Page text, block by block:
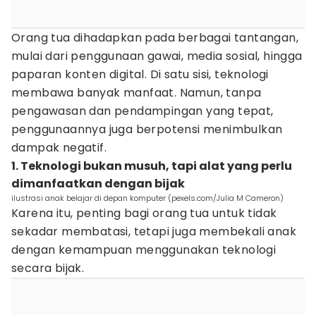
Orang tua dihadapkan pada berbagai tantangan,
mulai dari penggunaan gawai, media sosial, hingga
paparan konten digital. Di satu sisi, teknologi
membawa banyak manfaat. Namun, tanpa
pengawasan dan pendampingan yang tepat,
penggunaannya juga berpotensi menimbulkan
dampak negatif.
1. Teknologi bukan musuh, tapi alat yang perlu
dimanfaatkan dengan bijak
ilustrasi anak belajar di depan komputer (pexels.com/Julia M Cameron)
Karena itu, penting bagi orang tua untuk tidak
sekadar membatasi, tetapi juga membekali anak
dengan kemampuan menggunakan teknologi
secara bijak.